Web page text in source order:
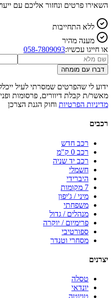
השאירו פרטים ונחזור אליכם עם
ללא התחייבות
מענה מהיר
או חייגו עכשיו:058-7809093
דברו עם מומחה
ידוע לי שהפרטים שמסרתי לעיל
מאשר/ת קבלת דיוורים, פרסומות
מדיניות הפרטיות וחוק הגנת הצרכן
רכבים
רכב חדש
רכב 0 ק"מ
רכב יד שניה
חשמלי
היברידי
7 מקומות
מיני / ג'יפון
משפחתי
מנהלים / גדול
פרימיום / יוקרה
ספורטיבי
מסחרי וטנדר
יצרנים
טסלה
יונדאי